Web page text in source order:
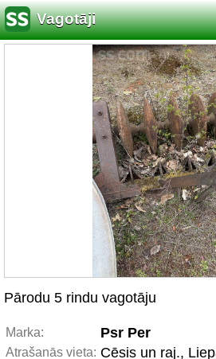
Vagotāji
Pārodu 5 rindu vagotāju
Marka: Psr Per
Atrašanās vieta: Cēsis un raj.,